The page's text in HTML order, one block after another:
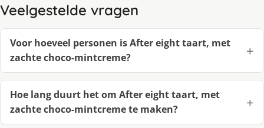
Veelgestelde vragen
Voor hoeveel personen is After eight taart, met
zachte choco-mintcreme?
Hoe lang duurt het om After eight taart, met
zachte choco-mintcreme te maken?